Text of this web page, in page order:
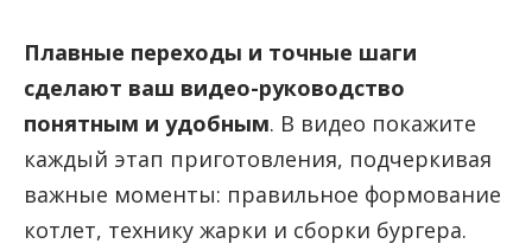
Плавные переходы и точные шаги
сделают ваш видео-руководство
понятным и удобным. В видео покажите
каждый этап приготовления, подчеркивая
важные моменты: правильное формование
котлет, технику жарки и сборки бургера.